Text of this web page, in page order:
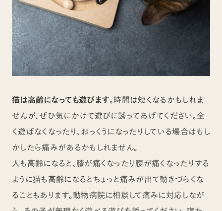
猫は高齢になっても遊びます。時間は短くなるかもしれま
せんが、ぜひ気にかけて遊びに誘ってあげてください。全
く遊ばなくなったり、おっくうになったりしている場合はもし
かしたら痛みがあるかもしれません。
人も高齢になると、膝が痛くなったり腰が痛くなったりする
ように猫も高齢になるとちょっと痛みが出て動きづらくな
ることもあります。動物病院に相談して痛みに対応しなが